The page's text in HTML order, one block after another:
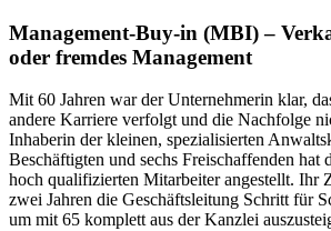
Management-Buy-in (MBI) –
oder fremdes Management
Mit 60 Jahren war der Unternehmerin klar,
andere Karriere verfolgt und die Nachfolge
Inhaberin der kleinen, spezialisierten
Beschäftigten und sechs Freischaffenden hat
hoch qualifizierten Mitarbeiter angestellt. Ihr
zwei Jahren die Geschäftsleitung Schritt für
um mit 65 komplett aus der Kanzlei